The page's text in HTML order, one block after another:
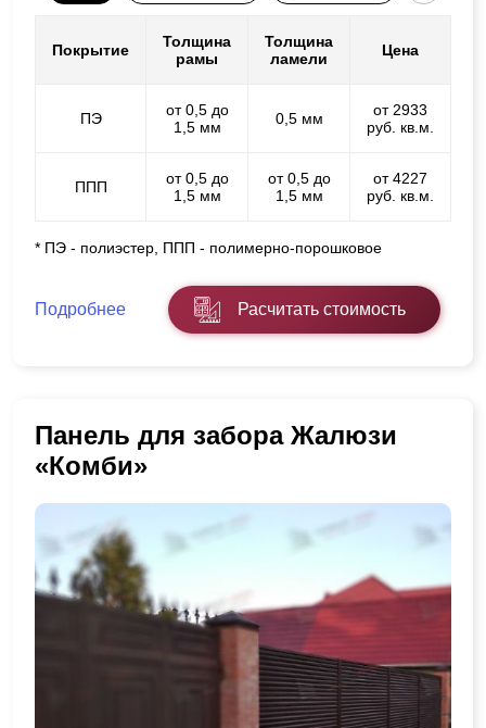
Покрытие
Толщина
рамы
Толщина
ламели
Цена
ПЭ
от 0,5 до
1,5 мм
0,5 мм
от 2933
руб. кв.м.
ППП
от 0,5 до
1,5 мм
от 0,5 до
1,5 мм
от 4227
руб. кв.м.
* ПЭ - полиэстер, ППП - полимерно-порошковое
Подробнее Расчитать стоимость
Панель для забора Жалюзи
«Комби»